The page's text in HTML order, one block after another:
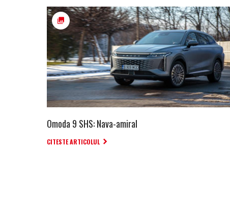
Omoda 9 SHS: Nava-amiral
CITESTE ARTICOLUL